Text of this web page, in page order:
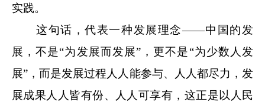
实践。
这句话，代表一种发展理念——中国的发
展，不是“为发展而发展”，更不是“为少数人发
展”，而是发展过程人人能参与、人人都尽力，发
展成果人人皆有份、人人可享有，这正是以人民